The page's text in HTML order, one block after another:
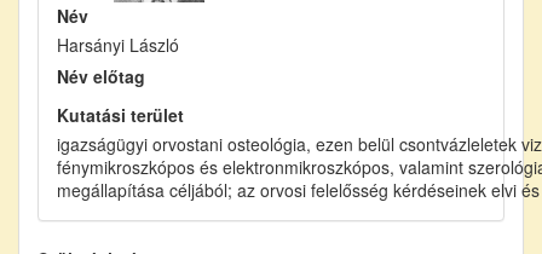
Név
Harsányi László
Név előtag
Kutatási terület
igazságügyi orvostani osteológia, ezen belül csontvázleletek
fénymikroszkópos és elektronmikroszkópos, valamint
megállapítása céljából; az orvosi felelősség kérdéseinek elvi